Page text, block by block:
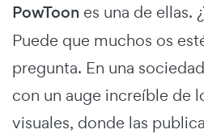
PowToon es una de ellas.
Puede que muchos os
pregunta. En una
con un auge increíble de
visuales, donde las